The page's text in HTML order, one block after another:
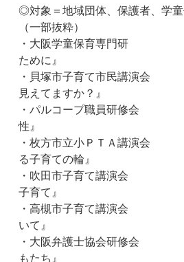
◎対象＝地域団体、保護者、学
（一部抜粋）
・大阪学童保育専門研 『
ために』
・貝塚市子育て市民講演会
見えてますか？』
・パルコープ職員研修会
性』
・枚方市立小ＰＴＡ講演会
る子育ての輪』
・吹田市子育て講演会 『
子育て』
・高槻市子育て講演会 『
いて』
・大阪弁護士協会研修会
もたち』